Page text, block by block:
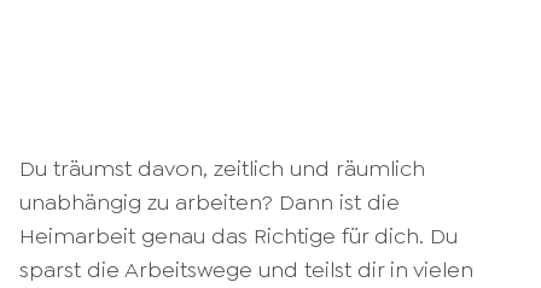
Du träumst davon, zeitlich und räumlich
unabhängig zu arbeiten? Dann ist die
Heimarbeit genau das Richtige für dich. Du
sparst die Arbeitswege und teilst dir in vielen